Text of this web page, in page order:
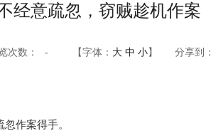
经意疏忽，窃贼趁机作案
次数： - 【字体： 大 中 小】 分享到：
作案得手。